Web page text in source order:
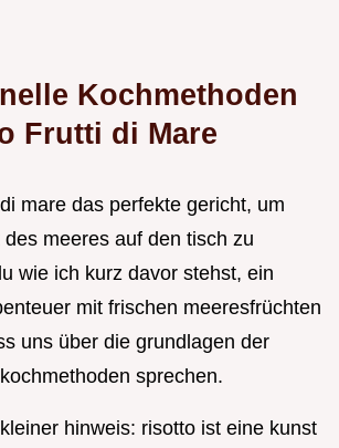
Kochmethoden
Frutti di Mare
mare das perfekte gericht, um
meeres auf den tisch zu
wie ich kurz davor stehst, ein
mit frischen meeresfrüchten
uns über die grundlagen der
sprechen.
hinweis: risotto ist eine kunst